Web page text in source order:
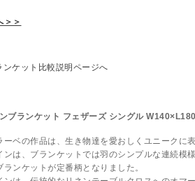
＞＞
ブランケット フェザーズ シングル
ベの作品は、生き物達を愛おしくユニークに表
は、ブランケットでは羽のシンプルな連続模様
ンケットが定番柄となりました。